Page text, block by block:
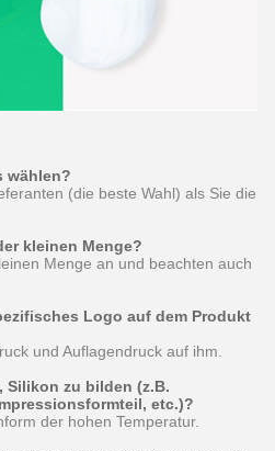
wählen?
(die beste Wahl) als Sie die
kleinen Menge?
Menge an und beachten auch
Logo auf dem Produkt
und Auflagendruck auf ihm.
Silikon zu bilden (z.B.
etc.)?
der hohen Temperatur.